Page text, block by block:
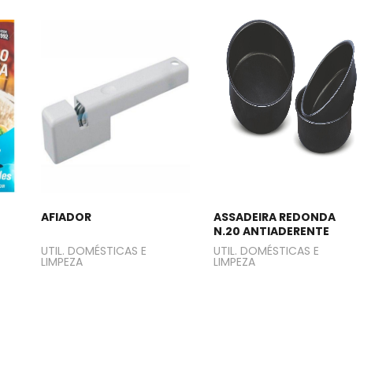
AFIADOR
UTIL. DOMÉSTICAS E
LIMPEZA
ASSADEIRA REDONDA
N.20 ANTIADERENTE
UTIL. DOMÉSTICAS E
LIMPEZA